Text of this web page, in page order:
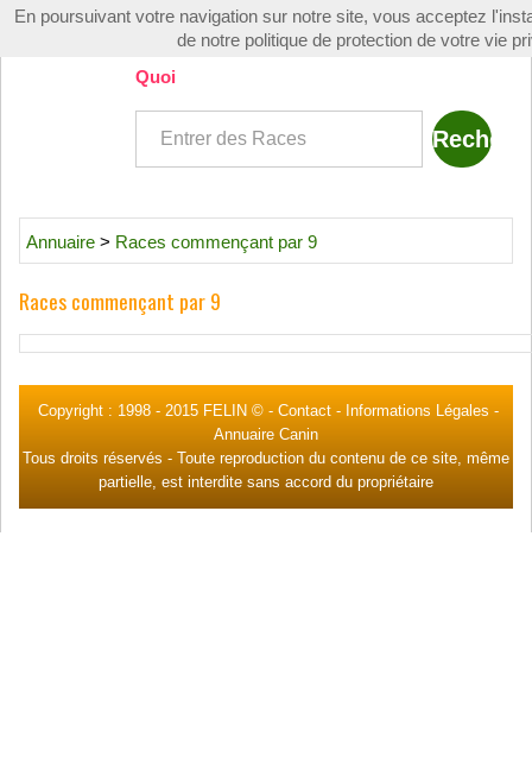
Toggle
Quoi
Annuaire > Races commençant par 9
Races commençant par 9
Copyright : 1998 - 2015 FELIN © - Contact - Informations Légales -
Annuaire Canin
Tous droits réservés - Toute reproduction du contenu de ce site, même
partielle, est interdite sans accord du propriétaire
En poursuivant votre navigation sur notre site, vous acceptez
de notre politique de protection de votre vie